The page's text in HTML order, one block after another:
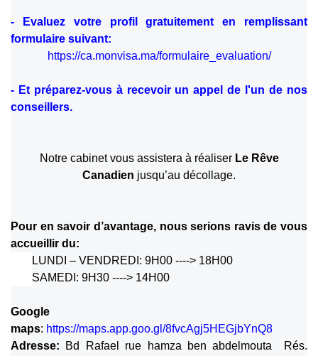
- Evaluez votre profil gratuitement en remplissant
formulaire suivant:
https://ca.monvisa.ma/formulaire_evaluation/
- Et préparez-vous à recevoir un appel de l'un de nos
conseillers.
Notre cabinetvous assistera à réaliserLe Rêve
Canadien jusqu’au décollage.
Pour en savoir d’avantage, nous serions ravis de vous
accueillir du:
LUNDI – VENDREDI: 9H00 ----> 18H00
SAMEDI: 9H30 ----> 14H00
Google
maps: https://maps.app.goo.gl/8fvcAgj5HEGjbYnQ8
Adresse: Bd Rafael rue hamza ben abdelmouta Rés.